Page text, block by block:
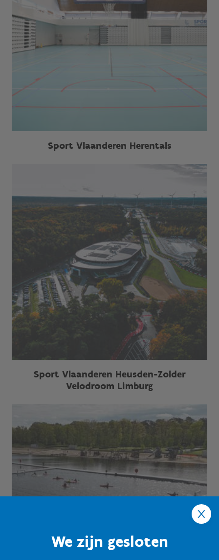
We zijn gesloten
Sport Vlaanderen Herentals
Sport Vlaanderen Heusden-Zolder
Velodroom Limburg